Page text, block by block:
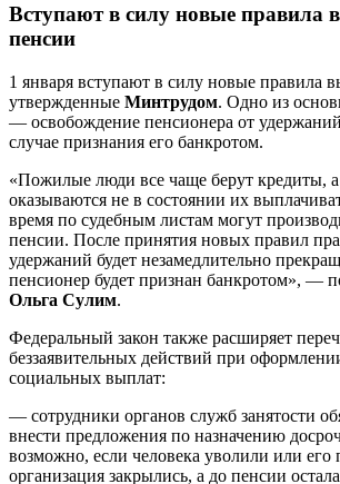
Вступают в силу новые правила
пенсии
1 января вступают в силу новые правила
утвержденные Минтрудом. Одно из
— освобождение пенсионера от
случае признания его банкротом.
«Пожилые люди все чаще берут кредиты,
оказываются не в состоянии их
время по судебным листам могут
пенсии. После принятия новых правил
удержаний будет незамедлительно
пенсионер будет признан банкротом», —
Ольга Сулим.
Федеральный закон также расширяет
беззаявительных действий при
социальных выплат:
— сотрудники органов служб занятости
внести предложения по назначению
возможно, если человека уволили или его
организация закрылись, а до пенсии